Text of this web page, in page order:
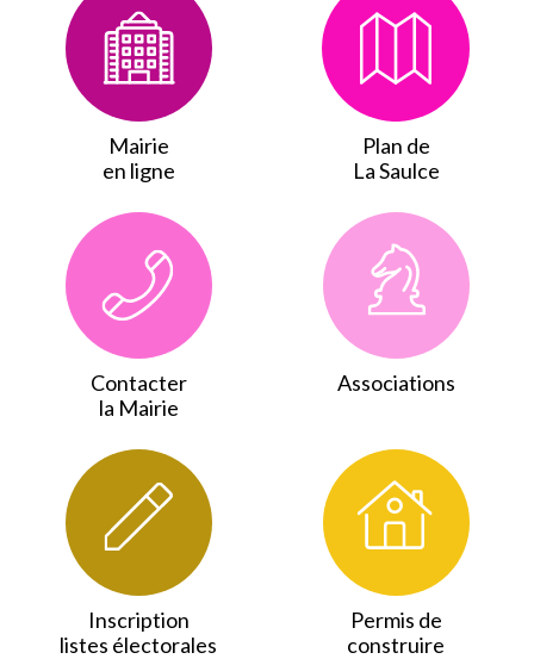
Mairie
en ligne
Plan de
La Saulce
Contacter
la Mairie
Associations
Inscription
listes électorales
Permis de
construire